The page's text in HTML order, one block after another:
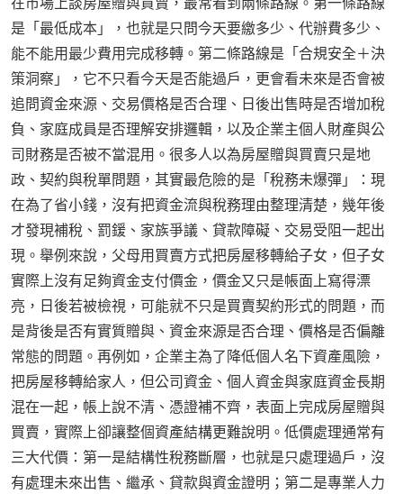
是「最低成本」，也就是只問今天要繳多少、代辦費多少、
能不能用最少費用完成移轉。第二條路線是「合規安全＋決
策洞察」，它不只看今天是否能過戶，更會看未來是否會被
追問資金來源、交易價格是否合理、日後出售時是否增加稅
負、家庭成員是否理解安排邏輯，以及企業主個人財產與公
司財務是否被不當混用。很多人以為房屋贈與買賣只是地
政、契約與稅單問題，其實最危險的是「稅務未爆彈」：現
在為了省小錢，沒有把資金流與稅務理由整理清楚，幾年後
才發現補稅、罰鍰、家族爭議、貸款障礙、交易受阻一起出
現。舉例來說，父母用買賣方式把房屋移轉給子女，但子女
實際上沒有足夠資金支付價金，價金又只是帳面上寫得漂
亮，日後若被檢視，可能就不只是買賣契約形式的問題，而
是背後是否有實質贈與、資金來源是否合理、價格是否偏離
常態的問題。再例如，企業主為了降低個人名下資產風險，
把房屋移轉給家人，但公司資金、個人資金與家庭資金長期
混在一起，帳上說不清、憑證補不齊，表面上完成房屋贈與
買賣，實際上卻讓整個資產結構更難說明。低價處理通常有
三大代價：第一是結構性稅務斷層，也就是只處理過戶，沒
有處理未來出售、繼承、貸款與資金證明；第二是專業人力